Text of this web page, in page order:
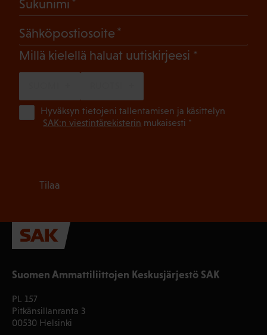
Suomen Ammattiliittojen Keskusjärjestö SAK
PL 157
Pitkänsillanranta 3
00530 Helsinki
Sukunimi
Sähköpostiosoite
Millä kielellä haluat uutiskirjeesi (Pakollinen)
Hyväksyn tietojeni tallentamisen ja käsittelyn
SAK:n viestintärekisterin mukaisesti *
Tilaa